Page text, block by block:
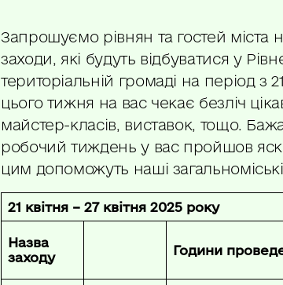
Запрошуємо рівнян та гостей міста
заходи, які будуть відбуватися у
територіальній громаді на період з
цього тижня на вас чекає безліч
майстер-класів, виставок, тощо.
робочий тиждень у вас пройшов
цим допоможуть наші
21 квітня – 27 квітня 2025 року
Назва
заходу
Години